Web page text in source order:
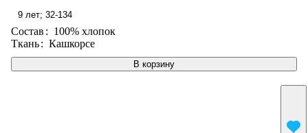
В корзину
9 лет; 32-134
Состав: 100% хлопок
Ткань: Кашкорсе